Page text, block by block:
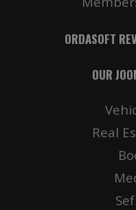
ORDASOFT
OUR
Real